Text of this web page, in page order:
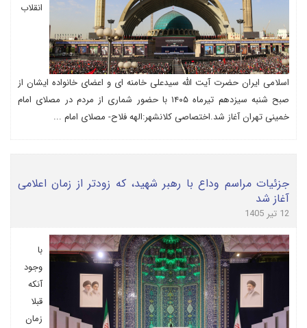
انقلاب
اسلامی ایران حضرت آیت الله سیدعلی خامنه ای و اعضای خانواده ایشان از
صبح شنبه سیزدهم تیرماه ۱۴۰۵ با حضور شماری از مردم در مصلای امام
خمینی تهران آغاز شد.اختصاصی کلانشهر:الهه فلاح- مصلای امام ...
جزئیات مراسم وداع با رهبر شهید، که زودتر از زمان اعلامی
آغاز شد
12 تیر 1405
با
وجود
آنکه
قبلا
زمان